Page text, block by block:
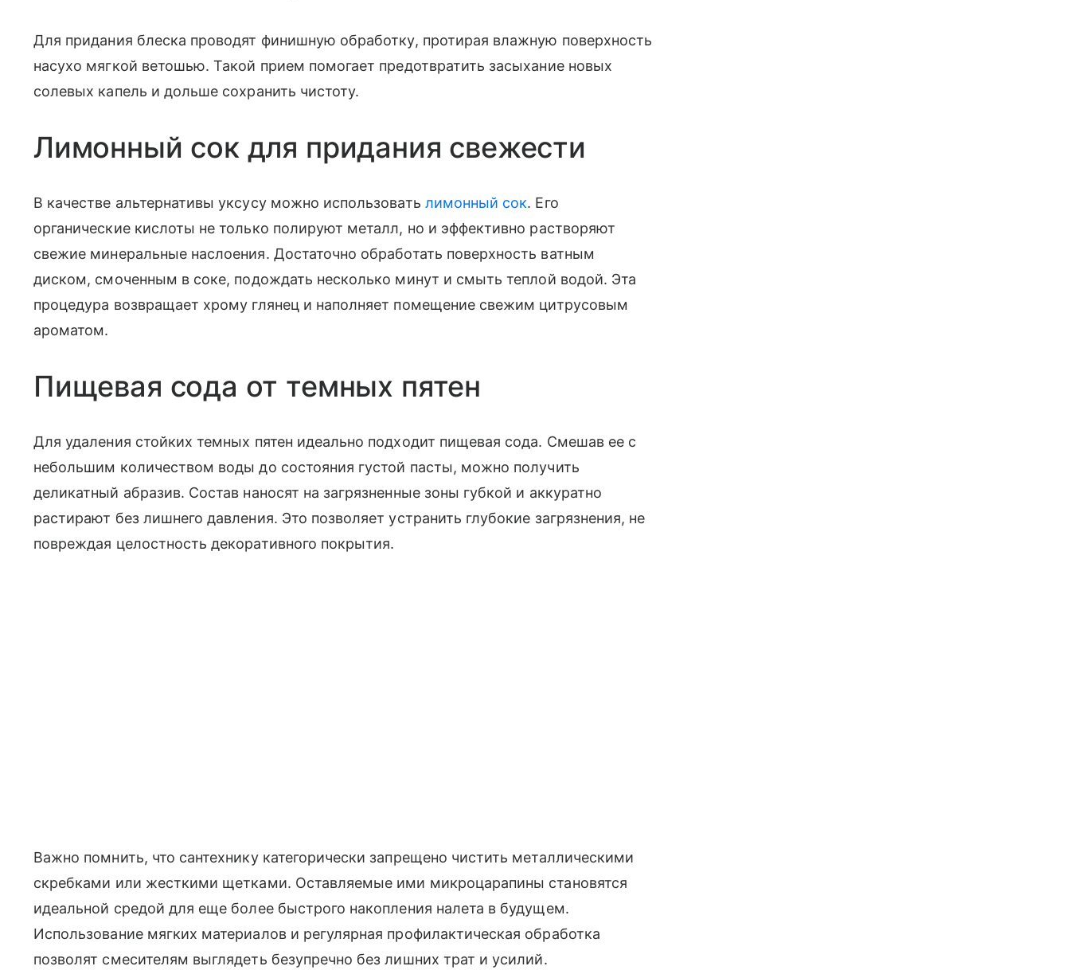
Для придания блеска проводят финишную обработку, протирая влажную поверхность
насухо мягкой ветошью. Такой прием помогает предотвратить засыхание новых
солевых капель и дольше сохранить чистоту.
Лимонный сок для придания свежести
В качестве альтернативы уксусу можно использовать лимонный сок. Его
органические кислоты не только полируют металл, но и эффективно растворяют
свежие минеральные наслоения. Достаточно обработать поверхность ватным
диском, смоченным в соке, подождать несколько минут и смыть теплой водой. Эта
процедура возвращает хрому глянец и наполняет помещение свежим цитрусовым
ароматом.
Пищевая сода от темных пятен
Для удаления стойких темных пятен идеально подходит пищевая сода. Смешав ее с
небольшим количеством воды до состояния густой пасты, можно получить
деликатный абразив. Состав наносят на загрязненные зоны губкой и аккуратно
растирают без лишнего давления. Это позволяет устранить глубокие загрязнения, не
повреждая целостность декоративного покрытия.
Важно помнить, что сантехнику категорически запрещено чистить металлическими
скребками или жесткими щетками. Оставляемые ими микроцарапины становятся
идеальной средой для еще более быстрого накопления налета в будущем.
Использование мягких материалов и регулярная профилактическая обработка
позволят смесителям выглядеть безупречно без лишних трат и усилий.